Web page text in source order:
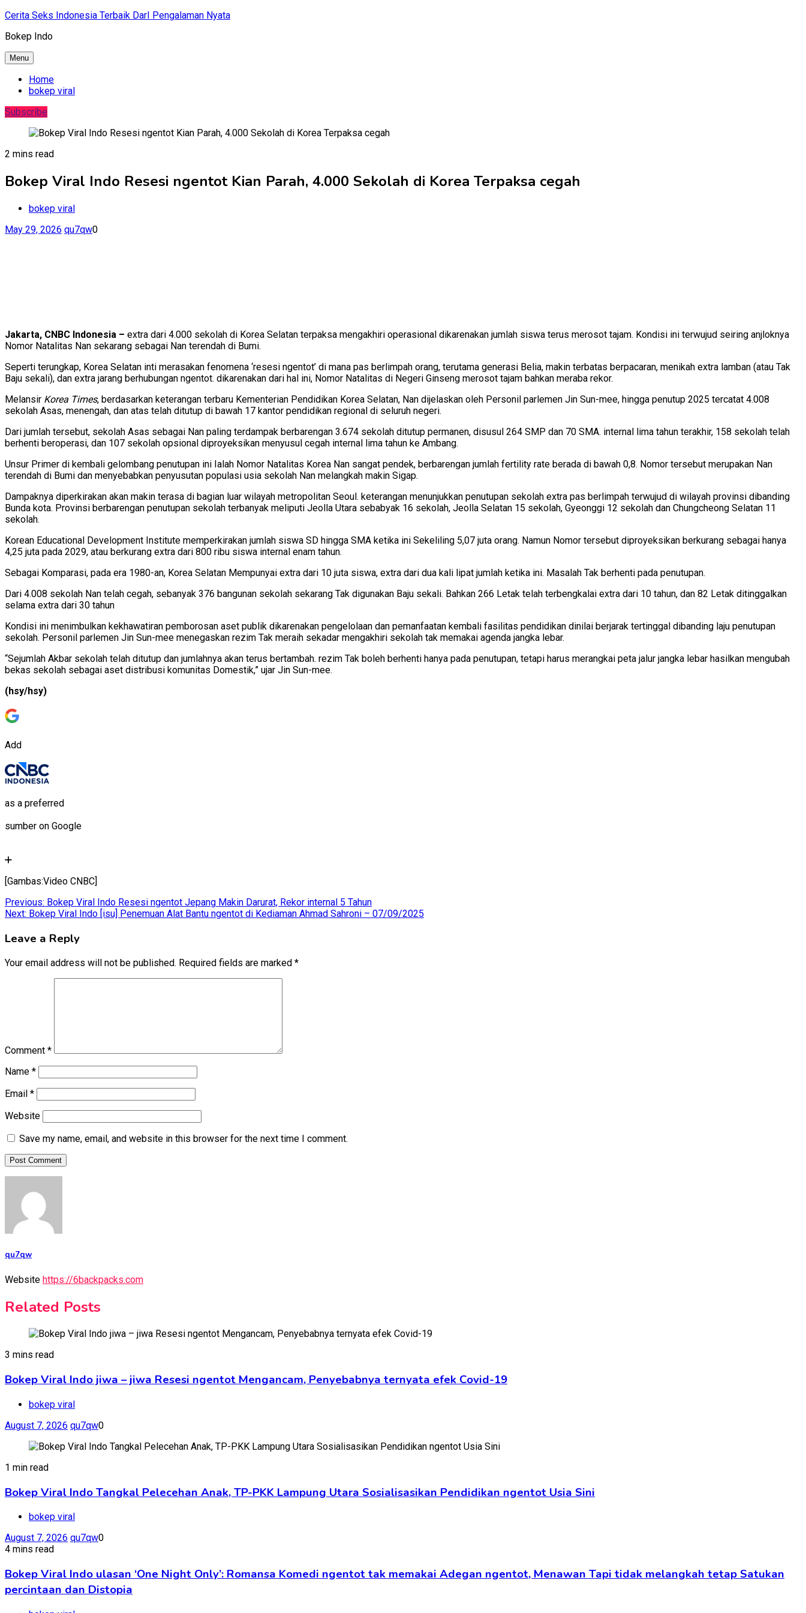
Skip
content
Cerita Seks Indonesia Terbaik DarI Pengalaman Nyata
Bokep Indo
Menu
Home
bokep viral
Subscribe
2 mins read
Bokep Viral Indo Resesi ngentot Kian Parah, 4.000 Sekolah di Korea Terpaksa cegah
bokep viral
May 29, 2026 qu7qw0
Jakarta, CNBC Indonesia – extra dari 4.000 sekolah di Korea Selatan terpaksa mengakhiri operasional dikarenakan jumlah siswa terus merosot tajam. Kondisi ini terwujud seiring anjloknya
Nomor Natalitas Nan sekarang sebagai Nan terendah di Bumi.
Seperti terungkap, Korea Selatan inti merasakan fenomena ‘resesi ngentot’ di mana pas berlimpah orang, terutama generasi Belia, makin terbatas berpacaran, menikah extra lamban (atau Tak
Baju sekali), dan extra jarang berhubungan ngentot. dikarenakan dari hal ini, Nomor Natalitas di Negeri Ginseng merosot tajam bahkan meraba rekor.
Melansir Korea Times, berdasarkan keterangan terbaru Kementerian Pendidikan Korea Selatan, Nan dijelaskan oleh Personil parlemen Jin Sun-mee, hingga penutup 2025 tercatat 4.008
sekolah Asas, menengah, dan atas telah ditutup di bawah 17 kantor pendidikan regional di seluruh negeri.
Dari jumlah tersebut, sekolah Asas sebagai Nan paling terdampak berbarengan 3.674 sekolah ditutup permanen, disusul 264 SMP dan 70 SMA. internal lima tahun terakhir, 158 sekolah telah
berhenti beroperasi, dan 107 sekolah opsional diproyeksikan menyusul cegah internal lima tahun ke Ambang.
Unsur Primer di kembali gelombang penutupan ini Ialah Nomor Natalitas Korea Nan sangat pendek, berbarengan jumlah fertility rate berada di bawah 0,8. Nomor tersebut merupakan Nan
terendah di Bumi dan menyebabkan penyusutan populasi usia sekolah Nan melangkah makin Sigap.
Dampaknya diperkirakan akan makin terasa di bagian luar wilayah metropolitan Seoul. keterangan menunjukkan penutupan sekolah extra pas berlimpah terwujud di wilayah provinsi dibanding
Bunda kota. Provinsi berbarengan penutupan sekolah terbanyak meliputi Jeolla Utara sebabyak 16 sekolah, Jeolla Selatan 15 sekolah, Gyeonggi 12 sekolah dan Chungcheong Selatan 11
sekolah.
Korean Educational Development Institute memperkirakan jumlah siswa SD hingga SMA ketika ini Sekeliling 5,07 juta orang. Namun Nomor tersebut diproyeksikan berkurang sebagai hanya
4,25 juta pada 2029, atau berkurang extra dari 800 ribu siswa internal enam tahun.
Sebagai Komparasi, pada era 1980-an, Korea Selatan Mempunyai extra dari 10 juta siswa, extra dari dua kali lipat jumlah ketika ini. Masalah Tak berhenti pada penutupan.
Dari 4.008 sekolah Nan telah cegah, sebanyak 376 bangunan sekolah sekarang Tak digunakan Baju sekali. Bahkan 266 Letak telah terbengkalai extra dari 10 tahun, dan 82 Letak ditinggalkan
selama extra dari 30 tahun
Kondisi ini menimbulkan kekhawatiran pemborosan aset publik dikarenakan pengelolaan dan pemanfaatan kembali fasilitas pendidikan dinilai berjarak tertinggal dibanding laju penutupan
sekolah. Personil parlemen Jin Sun-mee menegaskan rezim Tak meraih sekadar mengakhiri sekolah tak memakai agenda jangka lebar.
“Sejumlah Akbar sekolah telah ditutup dan jumlahnya akan terus bertambah. rezim Tak boleh berhenti hanya pada penutupan, tetapi harus merangkai peta jalur jangka lebar hasilkan mengubah
bekas sekolah sebagai aset distribusi komunitas Domestik,” ujar Jin Sun-mee.
(hsy/hsy)
Add
as a preferred
sumber on Google
[Gambas:Video CNBC]
Post
navigation
Previous: Bokep Viral Indo Resesi ngentot Jepang Makin Darurat, Rekor internal 5 Tahun
Next: Bokep Viral Indo [isu] Penemuan Alat Bantu ngentot di Kediaman Ahmad Sahroni – 07/09/2025
Leave a Reply
Your email address will not be published. Required fields are marked *
Comment *
Name *
Email *
Website
Save my name, email, and website in this browser for the next time I comment.
qu7qw
Website https://6backpacks.com
Related Posts
3 mins read
Bokep Viral Indo jiwa – jiwa Resesi ngentot Mengancam, Penyebabnya ternyata efek Covid-19
bokep viral
August 7, 2026 qu7qw0
1 min read
Bokep Viral Indo Tangkal Pelecehan Anak, TP-PKK Lampung Utara Sosialisasikan Pendidikan ngentot Usia Sini
bokep viral
August 7, 2026 qu7qw0
4 mins read
Bokep Viral Indo ulasan ‘One Night Only’: Romansa Komedi ngentot tak memakai Adegan ngentot, Menawan Tapi tidak melangkah tetap Satukan
percintaan dan Distopia